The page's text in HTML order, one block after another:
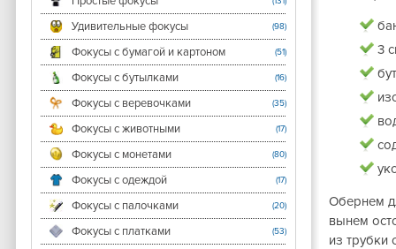
Удивительные фокусы (98)
Фокусы с бумагой и картоном (51)
Фокусы с бутылками (16)
Фокусы с веревочками (35)
Фокусы с животными (17)
Фокусы с монетами (80)
Фокусы с одеждой (17)
Фокусы с палочками (20)
Фокусы с платками (53)
3
Обернем
вынем
из трубки